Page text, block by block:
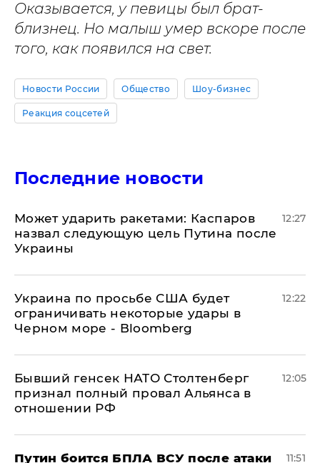
Оказывается, у певицы был брат-
близнец. Но малыш умер вскоре после
того, как появился на свет.
Новости России Общество Шоу-бизнес
Реакция соцсетей
Последние новости
Может ударить ракетами: Каспаров
назвал следующую цель Путина после
Украины
12:27
Украина по просьбе США будет
ограничивать некоторые удары в
Черном море - Bloomberg
12:22
Бывший генсек НАТО Столтенберг
признал полный провал Альянса в
отношении РФ
12:05
Путин боится БПЛА ВСУ после атаки 11:51